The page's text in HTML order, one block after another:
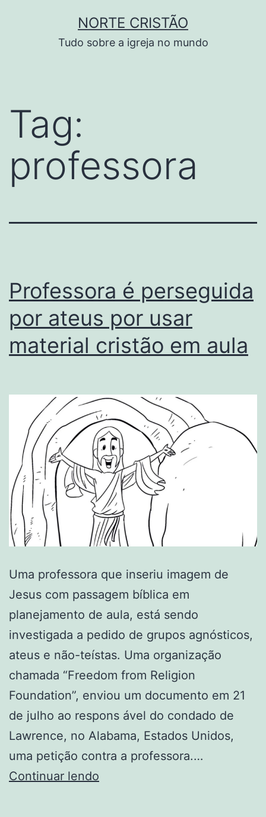
NORTE CRISTÃO
Tudo sobre a igreja no mundo
Tag:
professora
Professora é perseguida
por ateus por usar
material cristão em aula
Uma professora que inseriu imagem de
Jesus com passagem bíblica em
planejamento de aula, está sendo
investigada a pedido de grupos agnósticos,
ateus e não-teístas. Uma organização
chamada “Freedom from Religion
Foundation”, enviou um documento em 21
de julho ao respons ável do condado de
Lawrence, no Alabama, Estados Unidos,
uma petição contra a professora.…
Continuar lendo